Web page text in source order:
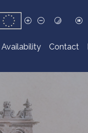
Availability Contact